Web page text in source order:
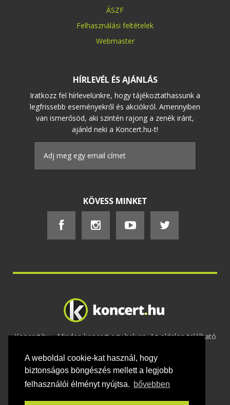
A weboldal cookie-kat használ, hogy
biztonságos böngészés mellett a legjobb
felhasználói élményt nyújtsa. bővebben
ÁSZF
Felhasználási feltételek
Webmaster
HÍRLEVÉL ÉS AJÁNLÁS
Iratkozz fel hírlevelünkre, hogy tájékoztathassunk a
legfrissebb eseményekről és akciókról. Amennyiben
van ismerősöd, aki szintén rajong a zenék iránt,
ajánld neki a Koncert.hu-t!
KÖVESS MINKET
Koncert.hu - Minden koncert egy helyen. Az oldalon található
2020 Adatvédelem-ÁSZF-Felhasználási
feltételek-Webmaster- Kapcsolat és üzenet küldés